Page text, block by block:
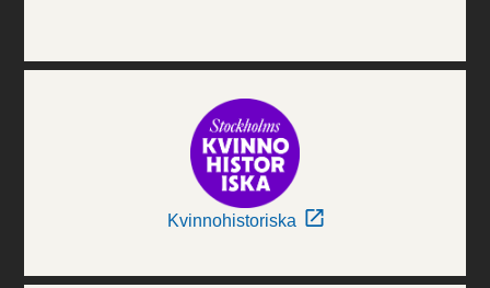
Kvinnohistoriska